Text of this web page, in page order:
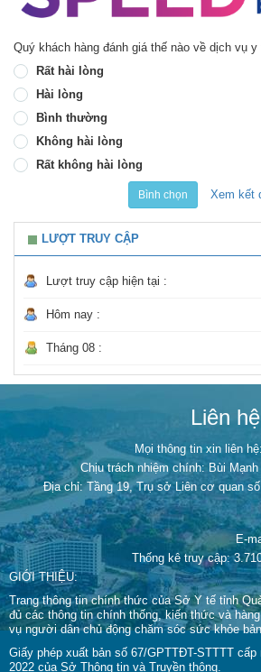
Quý khách hàng đánh giá thế nào về dịch vụ
Rất hài lòng
Hài lòng
Bình thường
Không hài lòng
Rất không hài lòng
Bình chọn Xem kết
LƯỢT TRUY CẬP
Lượt truy cập hiện tại :
Hôm nay :
Tháng 08 :
Liên
Mọi thông tin xin liên
Chịu trách nhiệm chính: Bùi
Địa chỉ: Tầng 19, Trụ sở Liên cơ quan
E-
Thống kê truy cập:
GIỚI THIỆU:
Trang thông tin chính thức của Sở Y tế tỉnh
đủ các thông tin chính thống, kiến thức và
vụ người dân chủ động chăm sóc sức khỏe
Giấy phép xuất bản số 67/GPTTĐT-STTTT cấp
2022 của Sở Thông tin và Truyền thông.